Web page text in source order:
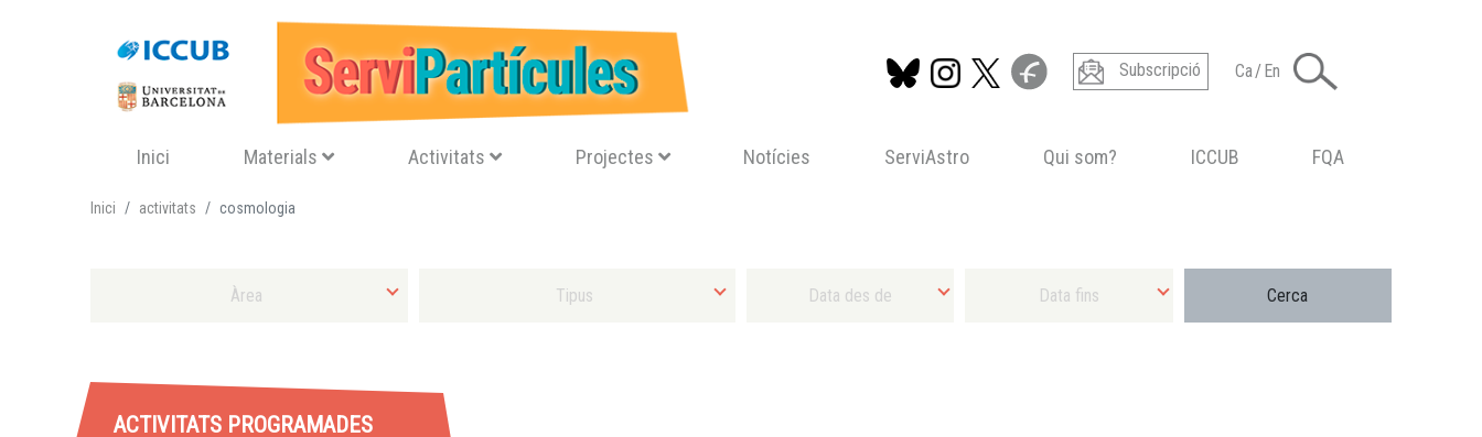
Subscripció Ca/En
Navegació principal
Inici Materials Activitats Projectes Notícies ServiAstro Qui som? ICCUB FQA
Inici activitats cosmologia
ACTIVITATS PROGRAMADES